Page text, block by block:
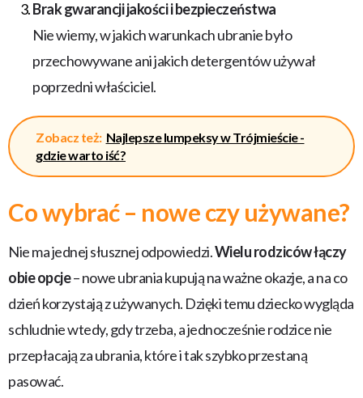
Brak gwarancji jakości i bezpieczeństwa
Nie wiemy, w jakich warunkach ubranie było
przechowywane ani jakich detergentów używał
poprzedni właściciel.
Zobacz też: Najlepsze lumpeksy w Trójmieście -
gdzie warto iść?
Co wybrać – nowe czy używane?
Nie ma jednej słusznej odpowiedzi.Wielu rodziców łączy
obie opcje– nowe ubrania kupują na ważne okazje, a na co
dzień korzystają z używanych. Dzięki temu dziecko wygląda
schludnie wtedy, gdy trzeba, a jednocześnie rodzice nie
przepłacają za ubrania, które i tak szybko przestaną
pasować.